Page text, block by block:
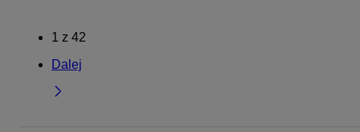
1 z 42
Dalej